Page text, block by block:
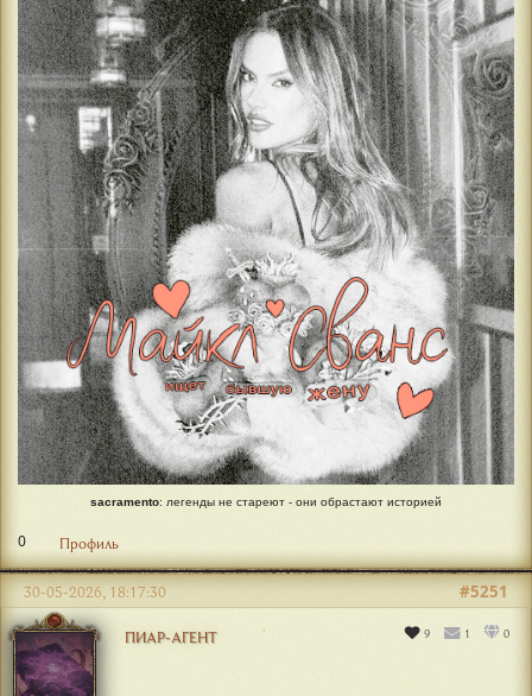
sacramento: легенды не стареют - они обрастают историей
0 Профиль
ПИАР-АГЕНТ 9 1 0
#5251
30-05-2026, 18:17:30